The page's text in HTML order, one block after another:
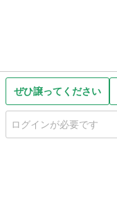
ぜひ譲ってください